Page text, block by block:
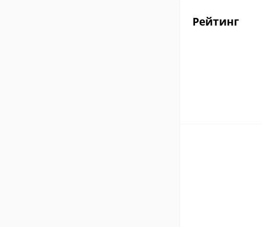
Рейтинг